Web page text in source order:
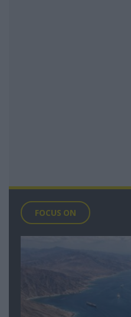
FOCUS ON